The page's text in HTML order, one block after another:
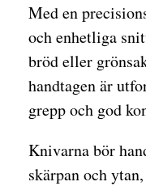
Med en
och enhetliga
bröd eller
handtagen är
grepp och god
Knivarna bör
skärpan och